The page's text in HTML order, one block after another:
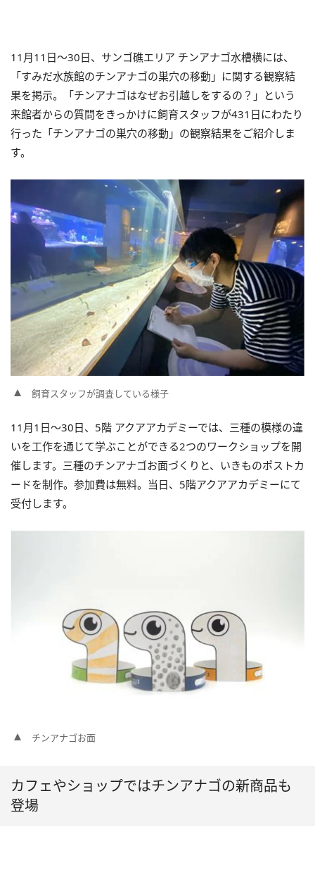
11月11日～30日、サンゴ礁エリア チンアナゴ水槽横には、
「すみだ水族館のチンアナゴの巣穴の移動」に関する観察結
果を掲示。「チンアナゴはなぜお引越しをするの？」という
来館者からの質問をきっかけに飼育スタッフが431日にわたり
行った「チンアナゴの巣穴の移動」の観察結果をご紹介しま
す。
飼育スタッフが調査している様子
11月1日～30日、5階 アクアアカデミーでは、三種の模様の違
いを工作を通じて学ぶことができる2つのワークショップを開
催します。三種のチンアナゴお面づくりと、いきものポストカ
ードを制作。参加費は無料。当日、5階アクアアカデミーにて
受付します。
チンアナゴお面
カフェやショップではチンアナゴの新商品も
登場